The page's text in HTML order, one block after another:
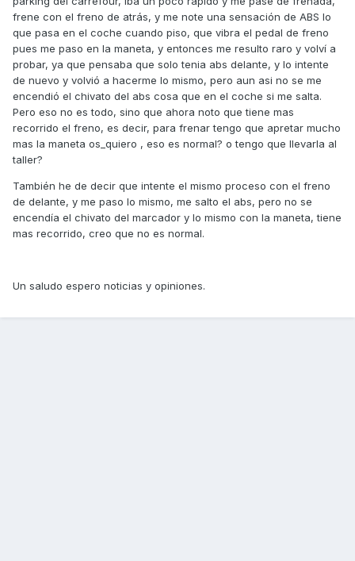
frene con el freno de atrás, y me note una sensación de ABS lo
que pasa en el coche cuando piso, que vibra el pedal de freno
pues me paso en la maneta, y entonces me resulto raro y volví a
probar, ya que pensaba que solo tenia abs delante, y lo intente
de nuevo y volvió a hacerme lo mismo, pero aun asi no se me
encendió el chivato del abs cosa que en el coche si me salta.
Pero eso no es todo, sino que ahora noto que tiene mas
recorrido el freno, es decir, para frenar tengo que apretar mucho
mas la maneta os_quiero , eso es normal? o tengo que llevarla al
taller?
También he de decir que intente el mismo proceso con el freno
de delante, y me paso lo mismo, me salto el abs, pero no se
encendía el chivato del marcador y lo mismo con la maneta, tiene
mas recorrido, creo que no es normal.
Un saludo espero noticias y opiniones.